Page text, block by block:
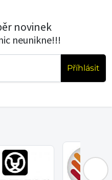
novinek
neunikne!!!
Příhlásit